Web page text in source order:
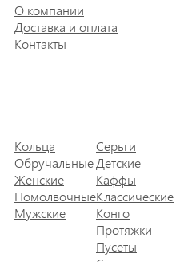
О компании
Доставка и оплата
Контакты
Кольца
Обручальные
Женские
Помолвочные
Мужские
Серьги
Детские
Каффы
Классические
Конго
Протяжки
Пусеты